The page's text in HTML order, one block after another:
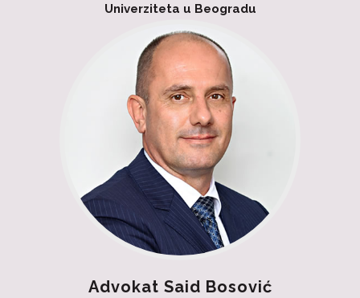
Univerziteta u Beogradu
Advokat Said Bosović